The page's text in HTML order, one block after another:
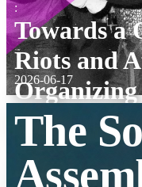
:
Towards a
Riots and
Organizing
2026-06-17
The